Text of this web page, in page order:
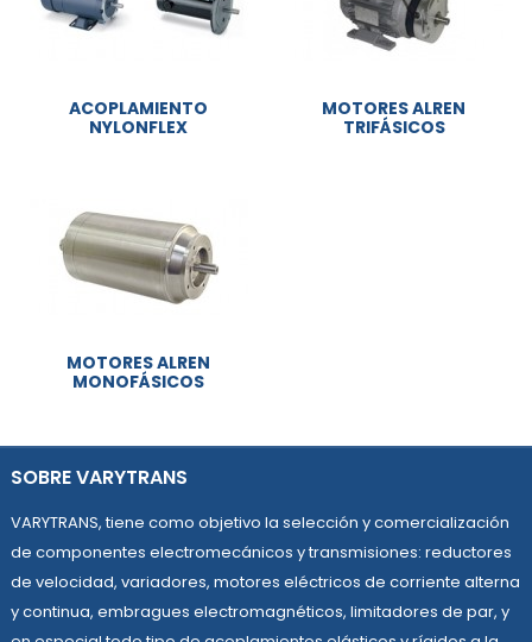
ACOPLAMIENTO
NYLONFLEX
MOTORES ALREN
TRIFÁSICOS
MOTORES ALREN
MONOFÁSICOS
SOBRE VARYTRANS
VARYTRANS, tiene como objetivo la selección y comercialización
de componentes electromecánicos y transmisiones: reductores
de velocidad, variadores, motores eléctricos de corriente alterna
y continua, embragues electromagnéticos, limitadores de par, y